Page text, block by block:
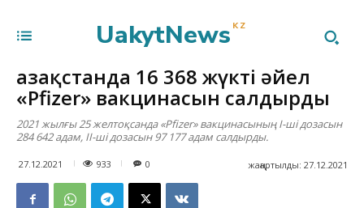
UakytNews KZ
Қазақстанда 16 368 жүкті әйел
«Pfizer» вакцинасын салдырды
2021 жылғы 25 желтоқсанда «Pfizer» вакцинасының I-ші дозасын
284 642 адам, ІІ-ші дозасын 97 177 адам салдырды.
27.12.2021 933 жаңартылды: 27.12.2021
0